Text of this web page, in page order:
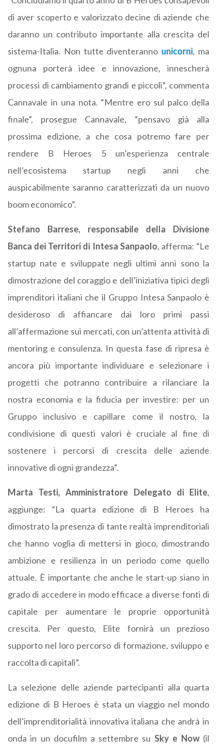
di aver scoperto e valorizzato decine di aziende che
daranno un contributo importante alla crescita del
sistema-Italia. Non tutte diventeranno unicorni, ma
ognuna porterà idee e innovazione, innescherà
processi di cambiamento grandi e piccoli”, commenta
Cannavale in una nota. “Mentre ero sul palco della
finale”, prosegue Cannavale, “pensavo già alla
prossima edizione, a che cosa potremo fare per
rendere B Heroes 5 un’esperienza centrale
nell’ecosistema startup negli anni che
auspicabilmente saranno caratterizzati da un nuovo
boom economico”.
Stefano Barrese, responsabile della Divisione
Banca dei Territori di Intesa Sanpaolo, afferma: “Le
startup nate e sviluppate negli ultimi anni sono la
dimostrazione del coraggio e dell’iniziativa tipici degli
imprenditori italiani che il Gruppo Intesa Sanpaolo è
desideroso di affiancare dai loro primi passi
all’affermazione sui mercati, con un’attenta attività di
mentoring e consulenza. In questa fase di ripresa è
ancora più importante individuare e selezionare i
progetti che potranno contribuire a rilanciare la
nostra economia e la fiducia per investire: per un
Gruppo inclusivo e capillare come il nostro, la
condivisione di questi valori è cruciale al fine di
sostenere i percorsi di crescita delle aziende
innovative di ogni grandezza”.
Marta Testi, Amministratore Delegato di Elite,
aggiunge: “La quarta edizione di B Heroes ha
dimostrato la presenza di tante realtà imprenditoriali
che hanno voglia di mettersi in gioco, dimostrando
ambizione e resilienza in un periodo come quello
attuale. È importante che anche le start-up siano in
grado di accedere in modo efficace a diverse fonti di
capitale per aumentare le proprie opportunità
crescita. Per questo, Elite fornirà un prezioso
supporto nel loro percorso di formazione, sviluppo e
raccolta di capitali”.
La selezione delle aziende partecipanti alla quarta
edizione di B Heroes è stata un viaggio nel mondo
dell’imprenditorialità innovativa italiana che andrà in
onda in un docufilm a settembre su Sky e Now(il